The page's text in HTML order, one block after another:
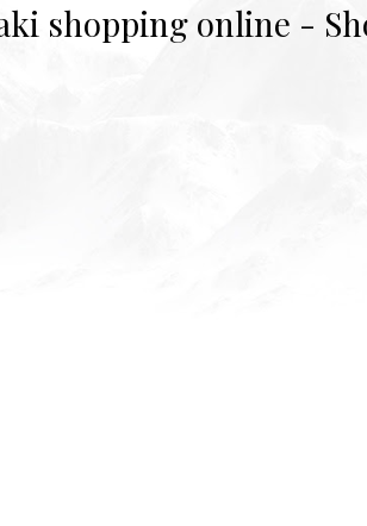
shopping online -